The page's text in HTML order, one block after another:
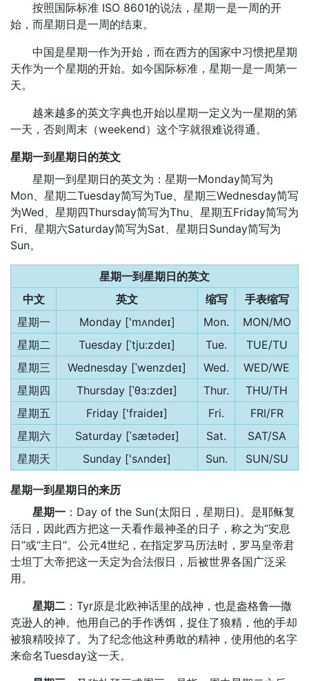
按照国际标准 ISO 8601的说法，星期一是一周的开
始，而星期日是一周的结束。
中国是星期一作为开始，而在西方的国家中习惯把星期
天作为一个星期的开始。如今国际标准，星期一是一周第一
天。
越来越多的英文字典也开始以星期一定义为一星期的第
一天，否则周末（weekend）这个字就很难说得通。
星期一到星期日的英文
星期一到星期日的英文为：星期一Monday简写为
Mon、星期二Tuesday简写为Tue、星期三Wednesday简写
为Wed、星期四Thursday简写为Thu、星期五Friday简写为
Fri、星期六Saturday简写为Sat、星期日Sunday简写为
Sun。
星期一到星期日的英文
中文
英文 缩写
手表缩写
星期一
Monday ['mʌndeɪ] Mon.
MON/MO
星期二
Tuesday [ˈtju:zdeɪ] Tue.
TUE/TU
星期三
Wednesday [ˈwenzdeɪ] Wed.
WED/WE
星期四
Thursday [ˈθɜ:zdeɪ] Thur.
THU/TH
星期五
Friday ['fraideɪ] Fri.
FRI/FR
星期六
Saturday [ˈsætədeɪ] Sat.
SAT/SA
星期天
Sunday ['sʌndeɪ] Sun. SUN/SU
星期一到星期日的来历
星期一 ：Day of the Sun(太阳日，星期日)。是耶稣复
活日，因此西方把这一天看作最神圣的日子，称之为“安息
日”或“主日”。公元4世纪，在指定罗马历法时，罗马皇帝君
士坦丁大帝把这一天定为合法假日，后被世界各国广泛采
用。
星期二 ：Tyr原是北欧神话里的战神，也是盎格鲁—撒
克逊人的神。他用自己的手作诱饵，捉住了狼精，他的手却
被狼精咬掉了。为了纪念他这种勇敢的精神，使用他的名字
来命名Tuesday这一天。